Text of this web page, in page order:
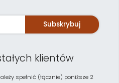
Subskrybuj
klientów
spełnić (łącznie) poniższe 2